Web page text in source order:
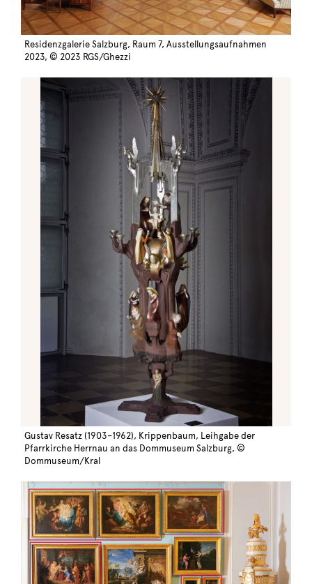
Residenzgalerie Salzburg, Raum 7, Ausstellungsaufnahmen
2023, © 2023 RGS/Ghezzi
Gustav Resatz (1903–1962), Krippenbaum, Leihgabe der
Pfarrkirche Herrnau an das Dommuseum Salzburg, ©
Dommuseum/Kral